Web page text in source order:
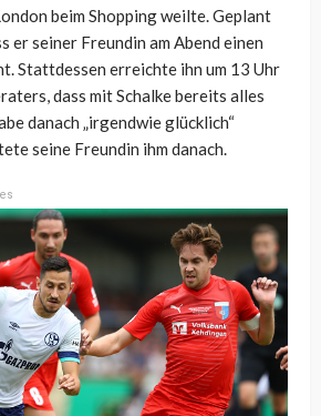
beim Shopping weilte. Geplant
er seiner Freundin am Abend einen
Stattdessen erreichte ihn um 13 Uhr
dass mit Schalke bereits alles
danach „irgendwie glücklich“
seine Freundin ihm danach.